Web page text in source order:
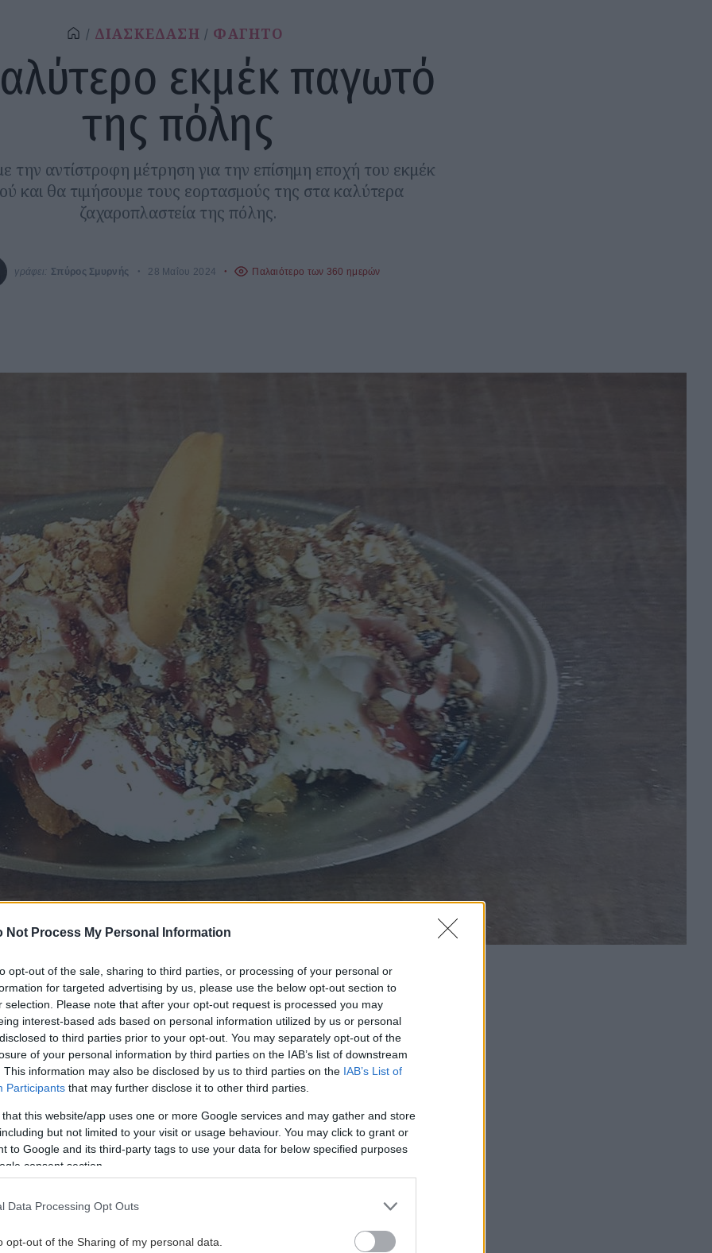
Not Process My Personal Information
opt-out of the sale, sharing to third parties, or processing of your personal or
for targeted advertising by us, please use the below opt-out section to
selection. Please note that after your opt-out request is processed you may
interest-based ads based on personal information utilized by us or personal
to third parties prior to your opt-out. You may separately opt-out of the
of your personal information by third parties on the IAB’s list of downstream
This information may also be disclosed by us to third parties on the IAB’s List of
Participants that may further disclose it to other third parties.
that this website/app uses one or more Google services and may gather and store
but not limited to your visit or usage behaviour. You may click to grant or
to Google and its third-party tags to use your data for below specified purposes
consent section.
Data Processing Opt Outs
opt-out of the Sharing of my personal data.
ΔΙΑΣΚΕΔΑΣΗ ΦΑΓΗΤΟ
εκμέκ παγωτό
της πόλης
την αντίστροφη μέτρηση για την επίσημη εποχή του εκμέκ
και θα τιμήσουμε τους εορτασμούς της στα καλύτερα
ζαχαροπλαστεία της πόλης.
γράφει: Σπύρος Σμυρνής 28 Μαΐου 2024 Παλαιότερο των 360 ημερών